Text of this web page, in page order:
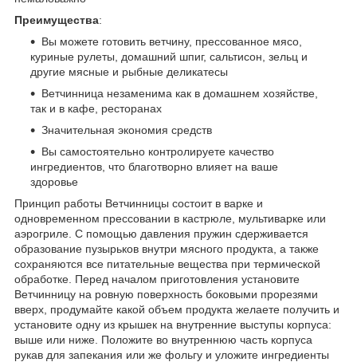
Преимущества:
Вы можете готовить ветчину, прессованное мясо,
куриные рулеты, домашний шпиг, сальтисон, зельц и
другие мясные и рыбные деликатесы
Ветчинница незаменима как в домашнем хозяйстве,
так и в кафе, ресторанах
Значительная экономия средств
Вы самостоятельно контролируете качество
ингредиентов, что благотворно влияет на ваше
здоровье
Принцип работы Ветчинницы состоит в варке и
одновременном прессовании в кастрюле, мультиварке или
аэрогриле. С помощью давления пружин сдерживается
образование пузырьков внутри мясного продукта, а также
сохраняются все питательные вещества при термической
обработке. Перед началом приготовления установите
Ветчинницу на ровную поверхность боковыми прорезями
вверх, продумайте какой объем продукта желаете получить и
установите одну из крышек на внутренние выступы корпуса:
выше или ниже. Положите во внутреннюю часть корпуса
рукав для запекания или же фольгу и уложите ингредиенты